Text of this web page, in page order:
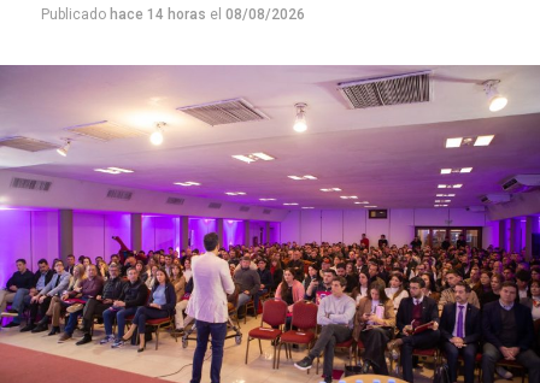
Publicado hace 14 horas el 08/08/2026